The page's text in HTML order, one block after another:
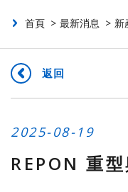
首頁 最新消息 新
返回
2025-08-19
REPON 重